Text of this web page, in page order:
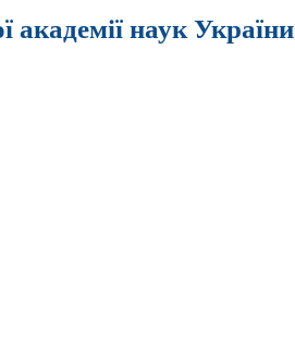
академії наук України